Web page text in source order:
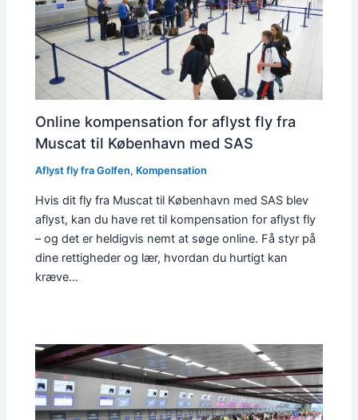
Online kompensation for aflyst fly fra
Muscat til København med SAS
Aflyst fly fra Golfen, Kompensation
Hvis dit fly fra Muscat til København med SAS blev
aflyst, kan du have ret til kompensation for aflyst fly
– og det er heldigvis nemt at søge online. Få styr på
dine rettigheder og lær, hvordan du hurtigt kan
kræve…